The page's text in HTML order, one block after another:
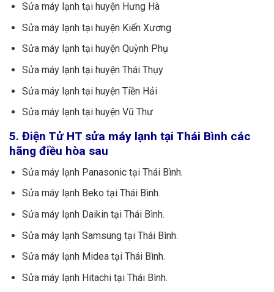
Sửa máy lạnh tại huyện Hưng Hà
Sửa máy lạnh tại huyện Kiến Xương
Sửa máy lạnh tại huyện Quỳnh Phụ
Sửa máy lạnh tại huyện Thái Thụy
Sửa máy lạnh tại huyện Tiền Hải
Sửa máy lạnh tại huyện Vũ Thư
5. Điện Tử HT sửa máy lạnh tại Thái Bình các
hãng điều hòa sau
Sửa máy lạnh Panasonic tại Thái Bình.
Sửa máy lạnh Beko tại Thái Bình.
Sửa máy lạnh Daikin tại Thái Bình.
Sửa máy lạnh Samsung tại Thái Bình.
Sửa máy lạnh Midea tại Thái Bình.
Sửa máy lạnh Hitachi tại Thái Bình.